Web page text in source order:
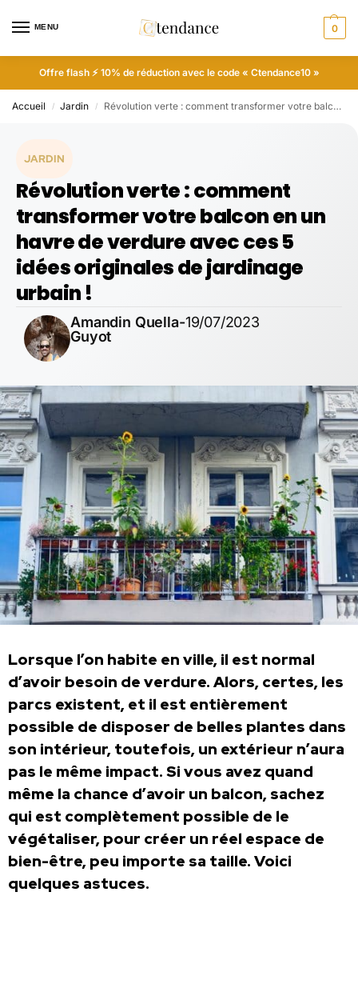
MENU 0
Offre flash ⚡ 10% de réduction avec le code « Ctendance10 »
Accueil / Jardin / Révolution verte : comment transformer votre balcon en un havre de verdure avec ces 5 idées originales de jardinage urbain !
JARDIN
Révolution verte : comment
transformer votre balcon en un
havre de verdure avec ces 5
idées originales de jardinage
urbain !
Amandin Quella-
Guyot
19/07/2023
Lorsque l’on habite en ville, il est normal
d’avoir besoin de verdure. Alors, certes, les
parcs existent, et il est entièrement
possible de disposer de belles plantes dans
son intérieur, toutefois, un extérieur n’aura
pas le même impact. Si vous avez quand
même la chance d’avoir un balcon, sachez
qui est complètement possible de le
végétaliser, pour créer un réel espace de
bien-être, peu importe sa taille. Voici
quelques astuces.